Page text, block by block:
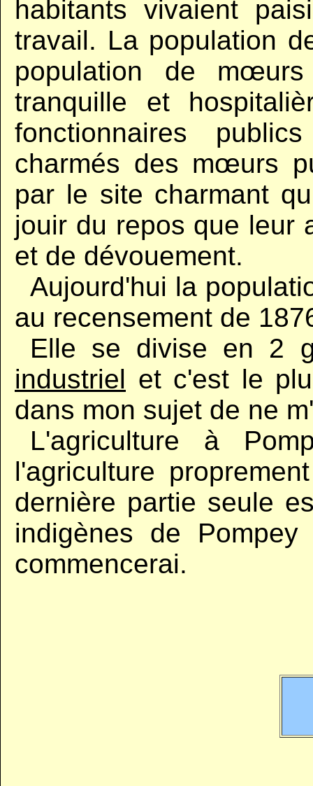
habitants vivaient
travail. La population
population de
tranquille et
fonctionnaires
charmés des mœurs
par le site charmant
jouir du repos que leur
et de dévouement.
Aujourd'hui la
au recensement de
Elle se divise en 2
industriel et c'est le
dans mon sujet de ne
L'agriculture à
l'agriculture
dernière partie seule
indigènes de
commencerai.